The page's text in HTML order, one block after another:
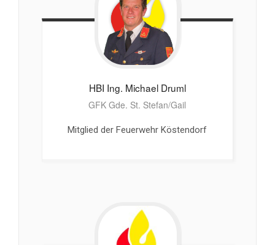
HBI Ing. Michael Druml
GFK Gde. St. Stefan/Gail
Mitglied der Feuerwehr Köstendorf